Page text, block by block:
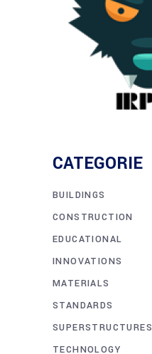
CATEGORIE
BUILDINGS
CONSTRUCTION
EDUCATIONAL
INNOVATIONS
MATERIALS
STANDARDS
SUPERSTRUCTURES
TECHNOLOGY